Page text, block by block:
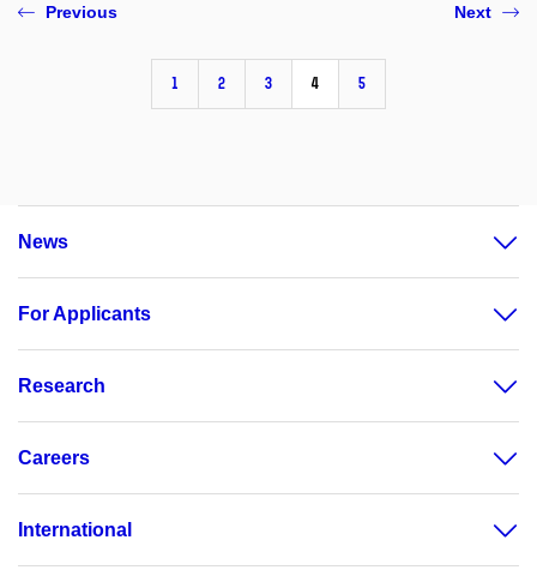
Previous
1 2 3 4 5
Next
News
For Applicants
Research
Careers
International